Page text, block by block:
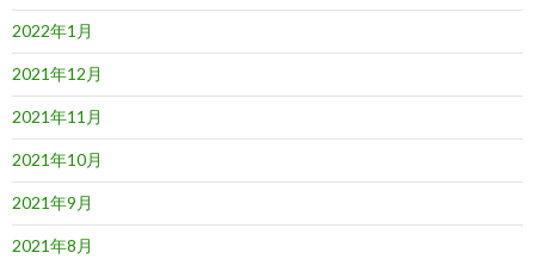
2022年1月
2021年12月
2021年11月
2021年10月
2021年9月
2021年8月